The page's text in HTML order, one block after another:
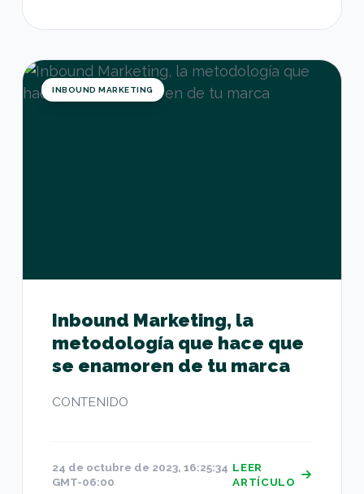
Inbound Marketing, la metodología que hace
INBOUND MARKETING
Inbound Marketing, la
metodología que hace que
se enamoren de tu marca
CONTENIDO
24 de octubre de 2023, 16:25:34
GMT-06:00
LEER
ARTÍCULO